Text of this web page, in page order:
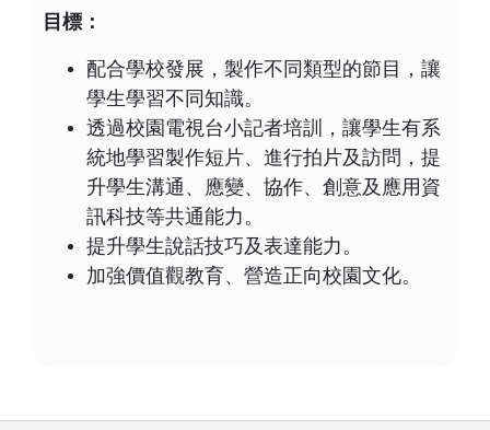
目標：
配合學校發展，製作不同類型的節目，讓
學生學習不同知識。
透過校園電視台小記者培訓，讓學生有系
統地學習製作短片、進行拍片及訪問，提
升學生溝通、應變、協作、創意及應用資
訊科技等共通能力。
提升學生說話技巧及表達能力。
加強價值觀教育、營造正向校園文化。